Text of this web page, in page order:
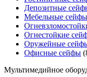
Депозитные
Мебельные сейфы
Огнестойкие
Оружейные
Офисные сейфы
Мультимедийное